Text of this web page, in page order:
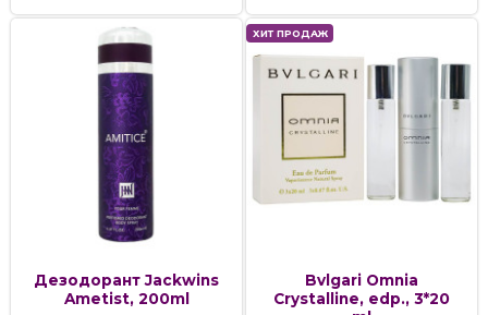
Дезодорант Jackwins
Ametist, 200ml
ХИТ ПРОДАЖ
Bvlgari Omnia
Crystalline, edp., 3*20